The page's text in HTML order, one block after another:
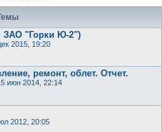
ЗАО "Горки Ю-2")
2015, 19:20
ремонт, облет. Отчет.
июн 2014, 22:14
2012, 20:05